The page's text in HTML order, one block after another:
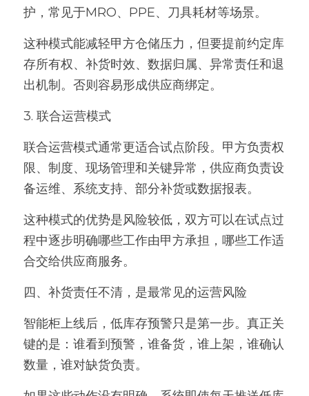
护，常见于MRO、PPE、刀具耗材等场景。
这种模式能减轻甲方仓储压力，但要提前约定库
存所有权、补货时效、数据归属、异常责任和退
出机制。否则容易形成供应商绑定。
3. 联合运营模式
联合运营模式通常更适合试点阶段。甲方负责权
限、制度、现场管理和关键异常，供应商负责设
备运维、系统支持、部分补货或数据报表。
这种模式的优势是风险较低，双方可以在试点过
程中逐步明确哪些工作由甲方承担，哪些工作适
合交给供应商服务。
四、补货责任不清，是最常见的运营风险
智能柜上线后，低库存预警只是第一步。真正关
键的是：谁看到预警，谁备货，谁上架，谁确认
数量，谁对缺货负责。